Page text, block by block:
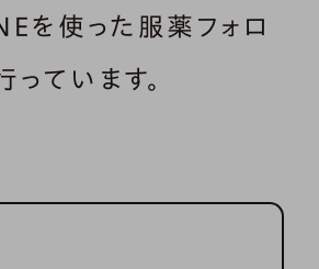
を使った服薬フォロ
っています。